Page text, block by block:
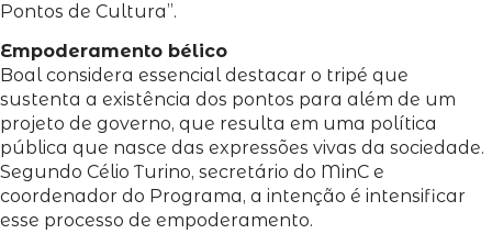
Pontos de Cultura”.
Empoderamento bélico
Boal considera essencial destacar o tripé que
sustenta a existência dos pontos para além de um
projeto de governo, que resulta em uma política
pública que nasce das expressões vivas da sociedade.
Segundo Célio Turino, secretário do MinC e
coordenador do Programa, a intenção é intensificar
esse processo de empoderamento.